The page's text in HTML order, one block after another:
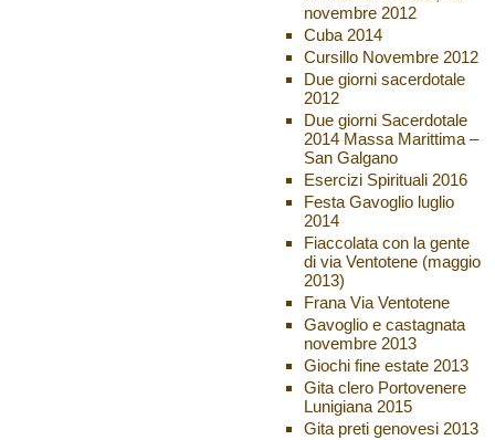
novembre 2012
Cuba 2014
Cursillo Novembre 2012
Due giorni sacerdotale
2012
Due giorni Sacerdotale
2014 Massa Marittima –
San Galgano
Esercizi Spirituali 2016
Festa Gavoglio luglio
2014
Fiaccolata con la gente
di via Ventotene (maggio
2013)
Frana Via Ventotene
Gavoglio e castagnata
novembre 2013
Giochi fine estate 2013
Gita clero Portovenere
Lunigiana 2015
Gita preti genovesi 2013